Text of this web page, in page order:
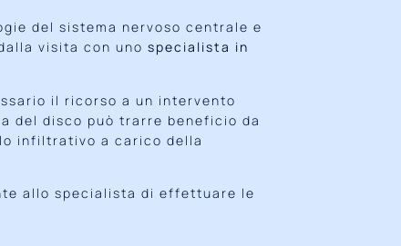
del sistema nervoso centrale e
visita con uno specialista in
il ricorso a un intervento
del disco può trarre beneficio da
infiltrativo a carico della
allo specialista di effettuare le